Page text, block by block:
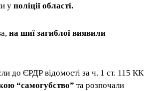
у поліції області.
на шиї загиблої виявили
до ЄРДР відомості за ч. 1 ст. 115 КК
“самогубство” та розпочали